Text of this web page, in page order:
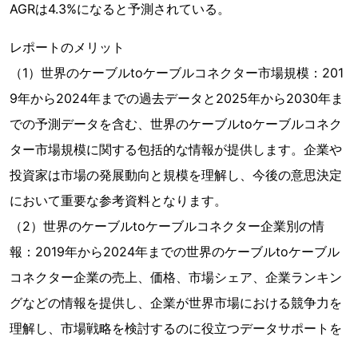
AGRは4.3%になると予測されている。
レポートのメリット
（1）世界のケーブルtoケーブルコネクター市場規模：201
9年から2024年までの過去データと2025年から2030年ま
での予測データを含む、世界のケーブルtoケーブルコネク
ター市場規模に関する包括的な情報が提供します。企業や
投資家は市場の発展動向と規模を理解し、今後の意思決定
において重要な参考資料となります。
（2）世界のケーブルtoケーブルコネクター企業別の情
報：2019年から2024年までの世界のケーブルtoケーブル
コネクター企業の売上、価格、市場シェア、企業ランキン
グなどの情報を提供し、企業が世界市場における競争力を
理解し、市場戦略を検討するのに役立つデータサポートを